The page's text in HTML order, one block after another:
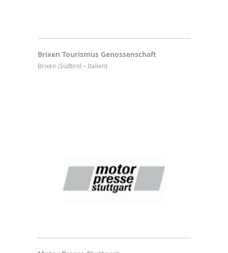
Brixen Tourismus Genossenschaft
Brixen (Südtirol – Italien)